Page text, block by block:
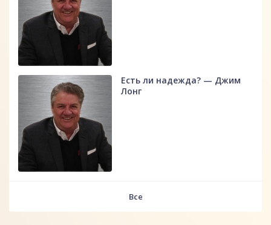
Есть ли надежда? — Джим
Лонг
Все